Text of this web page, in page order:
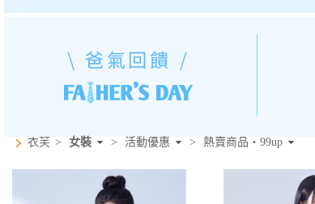
衣芙 > 女裝 > 活動優惠 > 熱賣商品‧99up